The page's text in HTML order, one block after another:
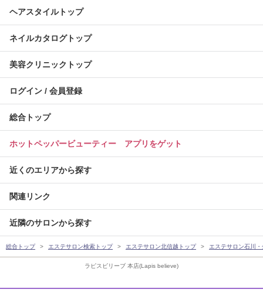
ラピスビリーブ 本店(Lapis believe)
ヘアスタイルトップ
ネイルカタログトップ
美容クリニックトップ
ログイン / 会員登録
総合トップ
ホットペッパービューティー アプリをゲット
近くのエリアから探す
関連リンク
近隣のサロンから探す
総合トップ エステサロン検索トップ エステサロン北信越トップ エステサロン石川